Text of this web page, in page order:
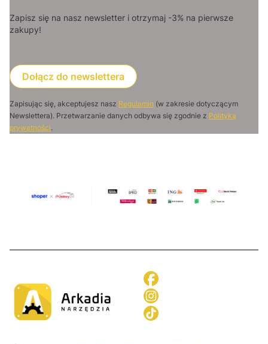
Zapisz się na nasz newsletter i otrzymaj -3% na pierwsze
zakupy!
Dołącz do newslettera
Zapisując się, akceptujesz nasz Regulamin (w zakresie dotyczącym
Newslettera). Przetwarzanie danych odbywa się zgodnie z Polityką
prywatności.